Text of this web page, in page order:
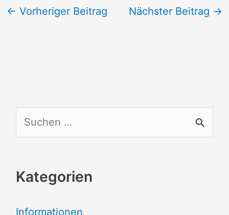
← Vorheriger Beitrag Nächster Beitrag →
u
h
Kategorien
Informationen